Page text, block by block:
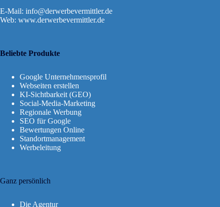
E-Mail: info@derwerbevermittler.de
Web: www.derwerbevermittler.de
Beliebte Produkte
Google Unternehmensprofil
Webseiten erstellen
KI-Sichtbarkeit (GEO)
Social-Media-Marketing
Regionale Werbung
SEO für Google
Bewertungen Online
Standortmanagement
Werbeleitung
Ganz persönlich
Die Agentur